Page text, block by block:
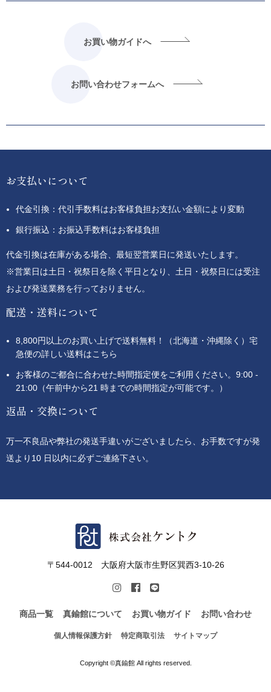
お買い物ガイドへ
お問い合わせフォームへ
お支払いについて
代金引換：代引手数料はお客様負担お支払い金額により変動
銀行振込：お振込手数料はお客様負担
代金引換は在庫がある場合、最短翌営業日に発送いたします。
※営業日は土日・祝祭日を除く平日となり、土日・祝祭日には受注
および発送業務を行っておりません。
配送・送料について
8,800円以上のお買い上げで送料無料！（北海道・沖縄除く）宅
急便の詳しい送料はこちら
お客様のご都合に合わせた時間指定便をご利用ください。9:00 -
21:00（午前中から21 時までの時間指定が可能です。）
返品・交換について
万一不良品や弊社の発送手違いがございましたら、お手数ですが発
送より10 日以内に必ずご連絡下さい。
〒544-0012 大阪府大阪市生野区巽西3-10-26
商品一覧 真鍮館について お買い物ガイド お問い合わせ
個人情報保護方針 特定商取引法 サイトマップ
Copyright ©真鍮館 All rights reserved.